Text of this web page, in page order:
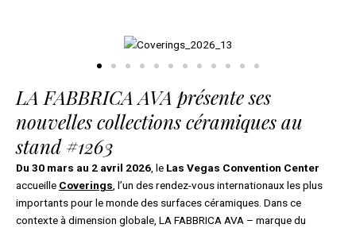
LA FABBRICA AVA présente ses
nouvelles collections céramiques au
stand #1263
Du 30 mars au 2 avril 2026, le Las Vegas Convention Center
accueille Coverings, l’un des rendez-vous internationaux les plus
importants pour le monde des surfaces céramiques. Dans ce
contexte à dimension globale, LA FABBRICA AVA – marque du